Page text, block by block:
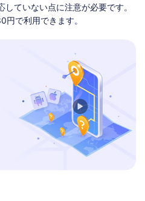
ていない点に注意が必要です。
円で利用できます。